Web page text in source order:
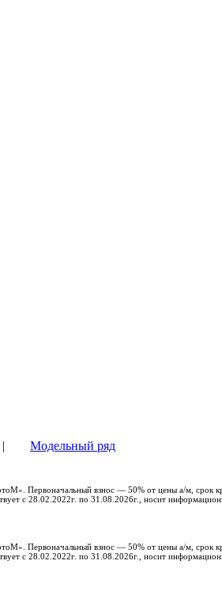
Модельный ряд
Первоначальный взнос — 50% от цены а/м, срок
с 28.02.2022г. по 31.08.2026г., носит
Первоначальный взнос — 50% от цены а/м, срок
с 28.02.2022г. по 31.08.2026г., носит